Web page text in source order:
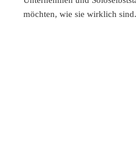
möchten, wie sie wirklich sind.